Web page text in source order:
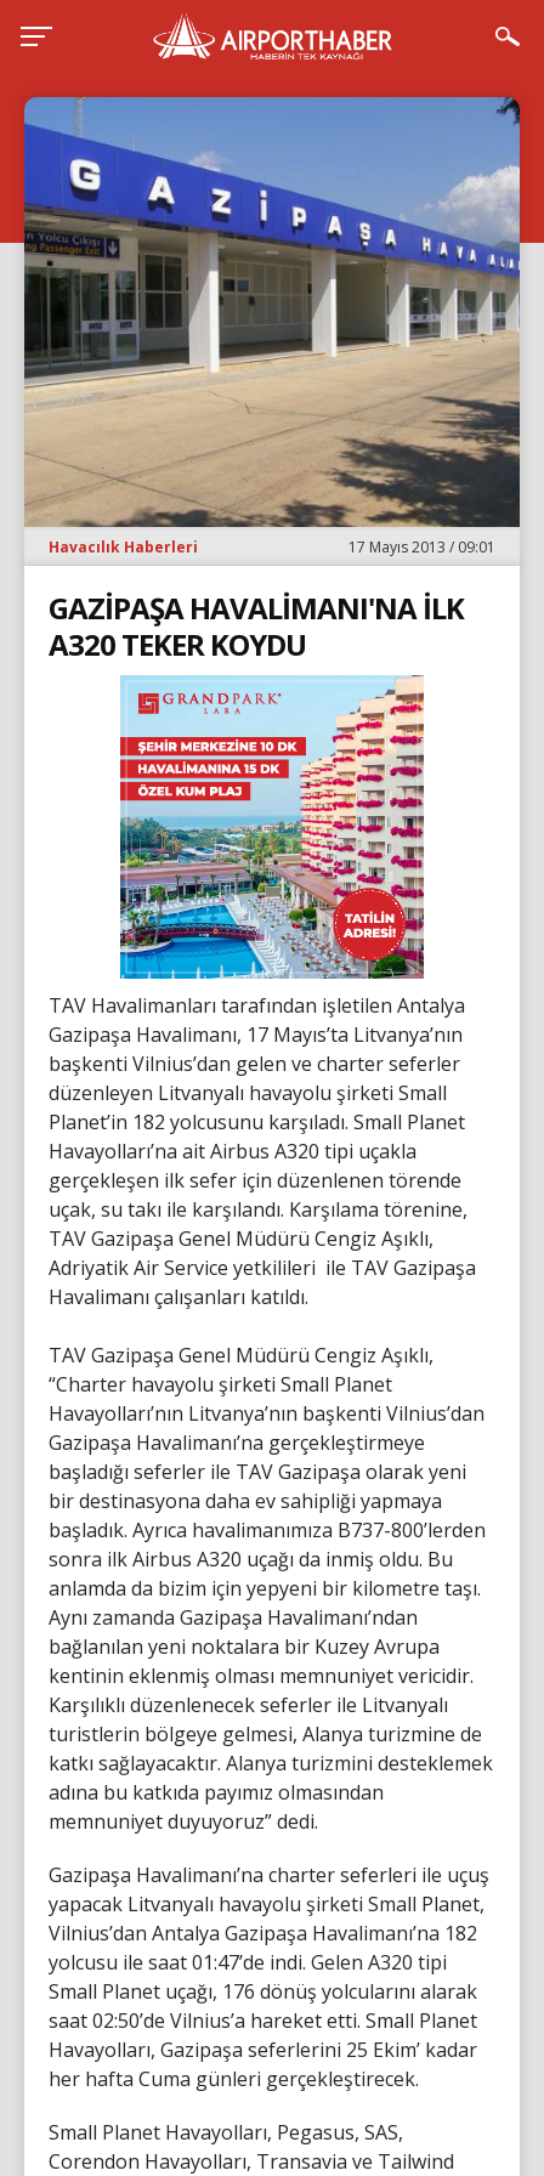
Havacılık Haberleri 17 Mayıs 2013 / 09:01
GAZİPAŞA HAVALİMANI'NA İLK
A320 TEKER KOYDU
TAV Havalimanları tarafından işletilen Antalya
Gazipaşa Havalimanı, 17 Mayıs’ta Litvanya’nın
başkenti Vilnius’dan gelen ve charter seferler
düzenleyen Litvanyalı havayolu şirketi Small
Planet’in 182 yolcusunu karşıladı. Small Planet
Havayolları’na ait Airbus A320 tipi uçakla
gerçekleşen ilk sefer için düzenlenen törende
uçak, su takı ile karşılandı. Karşılama törenine,
TAV Gazipaşa Genel Müdürü Cengiz Aşıklı,
Adriyatik Air Service yetkilileri ile TAV Gazipaşa
Havalimanı çalışanları katıldı.
TAV Gazipaşa Genel Müdürü Cengiz Aşıklı,
“Charter havayolu şirketi Small Planet
Havayolları’nın Litvanya’nın başkenti Vilnius’dan
Gazipaşa Havalimanı’na gerçekleştirmeye
başladığı seferler ile TAV Gazipaşa olarak yeni
bir destinasyona daha ev sahipliği yapmaya
başladık. Ayrıca havalimanımıza B737-800’lerden
sonra ilk Airbus A320 uçağı da inmiş oldu. Bu
anlamda da bizim için yepyeni bir kilometre taşı.
Aynı zamanda Gazipaşa Havalimanı’ndan
bağlanılan yeni noktalara bir Kuzey Avrupa
kentinin eklenmiş olması memnuniyet vericidir.
Karşılıklı düzenlenecek seferler ile Litvanyalı
turistlerin bölgeye gelmesi, Alanya turizmine de
katkı sağlayacaktır. Alanya turizmini desteklemek
adına bu katkıda payımız olmasından
memnuniyet duyuyoruz” dedi.
Gazipaşa Havalimanı’na charter seferleri ile uçuş
yapacak Litvanyalı havayolu şirketi Small Planet,
Vilnius’dan Antalya Gazipaşa Havalimanı’na 182
yolcusu ile saat 01:47’de indi. Gelen A320 tipi
Small Planet uçağı, 176 dönüş yolcularını alarak
saat 02:50’de Vilnius’a hareket etti. Small Planet
Havayolları, Gazipaşa seferlerini 25 Ekim’ kadar
her hafta Cuma günleri gerçekleştirecek.
Small Planet Havayolları, Pegasus, SAS,
Corendon Havayolları, Transavia ve Tailwind